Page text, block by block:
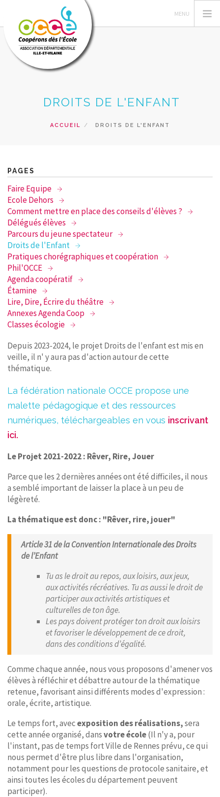
GERER SA COOPERATIVE
RECHERCHER
CONTACT
DROITS DE L'ENFANT
ACCUEIL DROITS DE L'ENFANT
PAGES
Faire Equipe
Ecole Dehors
Comment mettre en place des conseils d'élèves ?
Délégués élèves
Parcours du jeune spectateur
Droits de l'Enfant
Pratiques chorégraphiques et coopération
Phil'OCCE
Agenda coopératif
Étamine
Lire, Dire, Écrire du théâtre
Annexes Agenda Coop
Classes écologie
Depuis 2023-2024, le projet Droits de l'enfant est mis en
veille, il n' y aura pas d'action autour de cette
thématique.
La fédération nationale OCCE propose une
malette pédagogique et des ressources
numériques, téléchargeables en vous inscrivant
ici.
Le Projet 2021-2022 : Rêver, Rire, Jouer
Parce que les 2 dernières années ont été difficiles, il nous
a semblé important de laisser la place à un peu de
légèreté.
La thématique est donc : "Rêver, rire, jouer"
Article 31 de la Convention Internationale des Droits
de l’Enfant
Tu as le droit au repos, aux loisirs, aux jeux,
aux activités récréatives. Tu as aussi le droit de
participer aux activités artistiques et
culturelles de ton âge.
Les pays doivent protéger ton droit aux loisirs
et favoriser le développement de ce droit,
dans des conditions d’égalité.
Comme chaque année, nous vous proposons d'amener vos
élèves à réfléchir et débattre autour de la thématique
retenue, favorisant ainsi différents modes d'expression :
orale, écrite, artistique.
Le temps fort, avecexposition des réalisations,sera
cette année organisé, dansvotre école(Il n'y a, pour
l'instant, pas de temps fort Ville de Rennes prévu, ce qui
nous permet d'être plus libre dans l'organisation,
notamment pour les questions de protocole sanitaire, et
ainsi toutes les écoles du département peuvent
participer).